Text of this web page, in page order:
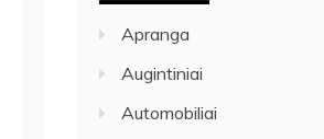
Apranga
Augintiniai
Automobiliai